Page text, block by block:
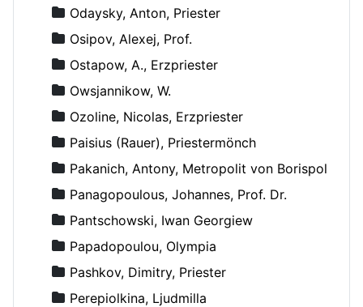
Odaysky, Anton, Priester
Osipov, Alexej, Prof.
Ostapow, A., Erzpriester
Owsjannikow, W.
Ozoline, Nicolas, Erzpriester
Paisius (Rauer), Priestermönch
Pakanich, Antony, Metropolit von Borispol
Panagopoulous, Johannes, Prof. Dr.
Pantschowski, Iwan Georgiew
Papadopoulou, Olympia
Pashkov, Dimitry, Priester
Perepiolkina, Ljudmilla